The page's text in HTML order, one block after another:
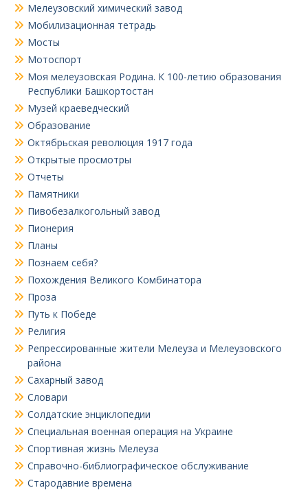
Мелеузовский химический завод
Мобилизационная тетрадь
Мосты
Мотоспорт
Моя мелеузовская Родина. К 100-летию образования
Республики Башкортостан
Музей краеведческий
Образование
Октябрьская революция 1917 года
Открытые просмотры
Отчеты
Памятники
Пивобезалкогольный завод
Пионерия
Планы
Познаем себя?
Похождения Великого Комбинатора
Проза
Путь к Победе
Религия
Репрессированные жители Мелеуза и Мелеузовского
района
Сахарный завод
Словари
Солдатские энциклопедии
Специальная военная операция на Украине
Спортивная жизнь Мелеуза
Справочно-библиографическое обслуживание
Стародавние времена